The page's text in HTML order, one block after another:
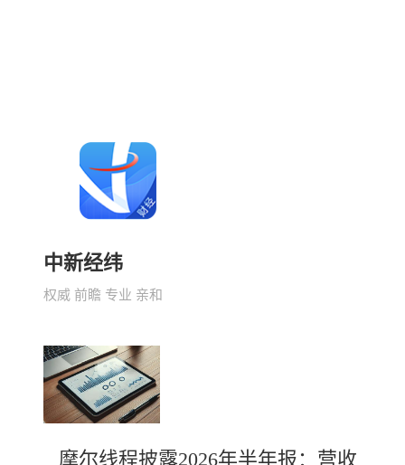
中新经纬
权威 前瞻 专业 亲和
摩尔线程披露2026年半年报：营收